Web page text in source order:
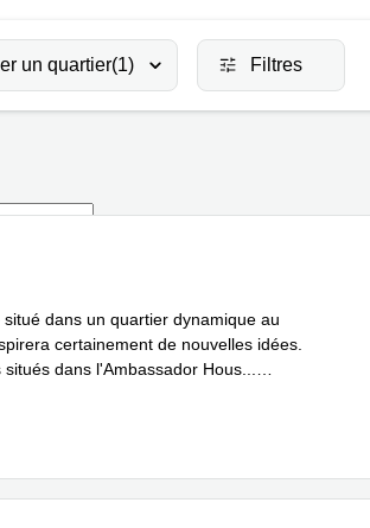
un quartier(1) Filtres
Wallisellen
dans un quartier dynamique au
certainement de nouvelles idées.
dans l'Ambassador Hous